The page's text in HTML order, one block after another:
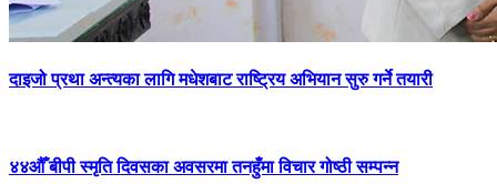
दाइजो प्रथा अन्त्यका लागि मधेशबाट राष्ट्रिय अभियान सुरु गर्ने तयारी
४४औँ बीपी स्मृति दिवसका अवसरमा तनहुँमा विचार गोष्ठी सम्पन्न